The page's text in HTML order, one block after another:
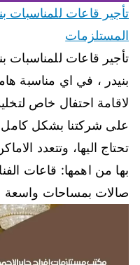
المستلزمات
تأجير قاعات للمناسبات
بنيدر ، في اي مناسبة
لاقامة احتفال خاص
على شركتنا بشكل كامل
تحتاج اليها، وتتعدد
بها من اهمها: قاعات
صالات بمساحات واسعة